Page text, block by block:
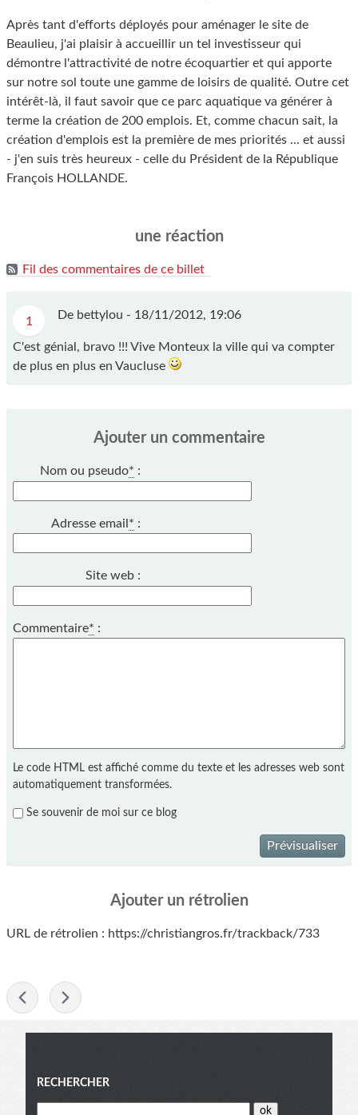
Après tant d'efforts déployés pour aménager le site de
Beaulieu, j'ai plaisir à accueillir un tel investisseur qui
démontre l'attractivité de notre écoquartier et qui apporte
sur notre sol toute une gamme de loisirs de qualité. Outre cet
intérêt-là, il faut savoir que ce parc aquatique va générer à
terme la création de 200 emplois. Et, comme chacun sait, la
création d'emplois est la première de mes priorités ... et aussi
- j'en suis très heureux - celle du Président de la République
François HOLLANDE.
une réaction
Fil des commentaires de ce billet
1 De bettylou - 18/11/2012, 19:06
C'est génial, bravo !!! Vive Monteux la ville qui va compter
de plus en plus en Vaucluse
Ajouter un commentaire
Nom ou pseudo* :
Adresse email * :
Site web :
Commentaire* :
Le code HTML est affiché comme du texte et les adresses web sont
automatiquement transformées.
Se souvenir de moi sur ce blog
Prévisualiser
Ajouter un rétrolien
URL de rétrolien : https://christiangros.fr/trackback/733
Menu
RECHERCHER